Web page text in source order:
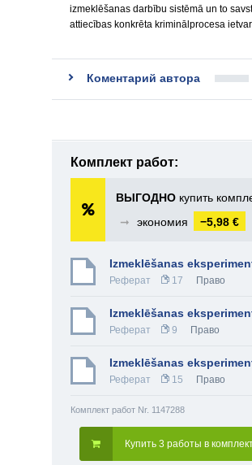
izmeklēšanas darbību sistēmā un to
attiecības konkrēta kriminālprocesa
Коментарий автора
Комплект работ:
ВЫГОДНО купить
➞
экономия −5,98 €
Izmeklēšanas
Реферат 17 Право
Izmeklēšanas
Реферат 9 Право
Izmeklēšanas
Реферат 15 Право
Комплект работ Nr. 1147288
Купить 3 работы в